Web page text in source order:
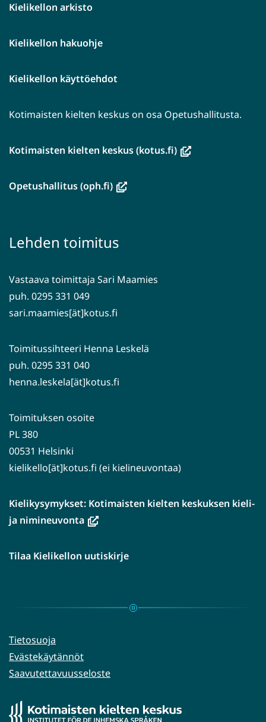
Kielikellon arkisto
Kielikellon hakuohje
Kielikellon käyttöehdot
Kotimaisten kielten keskus on osa Opetushallitusta.
Kotimaisten kielten keskus (kotus.fi)(avautuu
Opetushallitus (oph.fi)(avautuu
toiseen
Lehden toimitus
Vastaava toimittaja Sari Maamies
puh. 0295 331 049
sari.maamies[ät]kotus.fi
Toimitussihteeri Henna Leskelä
puh. 0295 331 040
henna.leskela[ät]kotus.fi
Toimituksen osoite
PL 380
00531 Helsinki
kielikello[ät]kotus.fi (ei kielineuvontaa)
Kielikysymykset: Kotimaisten kielten keskuksen kieli-
ja nimineuvonta(avautuu
ikkunaan,
palveluun)
Tilaa Kielikellon uutiskirje
Tietosuoja
Evästekäytännöt
Saavutettavuusseloste